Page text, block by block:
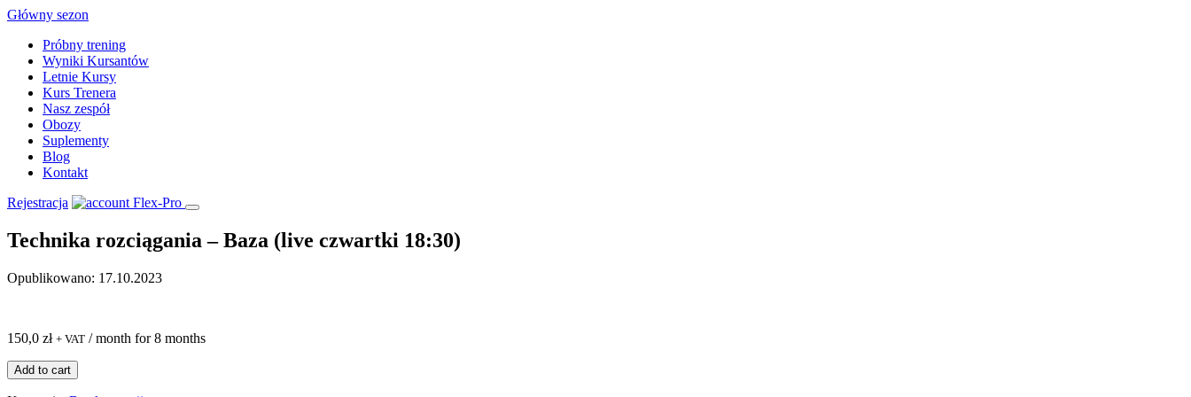
Skip
content
Główny sezon
Próbny trening
Wyniki Kursantów
Letnie Kursy
Kurs Trenera
Nasz zespół
Obozy
Suplementy
Blog
Kontakt
Rejestracja
Technika rozciągania – Baza (live czwartki 18:30)
Opublikowano: 17.10.2023
150,0 zł + VAT / month for 8 months
ilość
Technika
Add to cart